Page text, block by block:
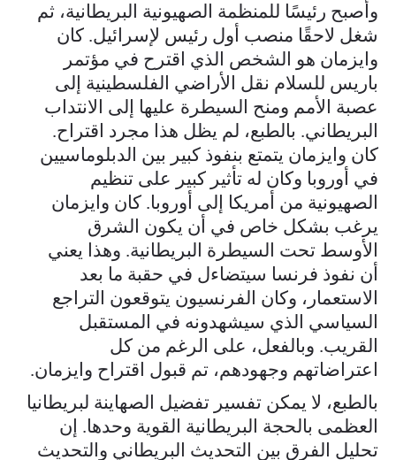
وأصبح رئيسًا للمنظمة الصهيونية البريطانية، ثم
شغل لاحقًا منصب أول رئيس لإسرائيل. كان
وايزمان هو الشخص الذي اقترح في مؤتمر
باريس للسلام نقل الأراضي الفلسطينية إلى
عصبة الأمم ومنح السيطرة عليها إلى الانتداب
البريطاني. بالطبع، لم يظل هذا مجرد اقتراح.
كان وايزمان يتمتع بنفوذ كبير بين الدبلوماسيين
في أوروبا وكان له تأثير كبير على تنظيم
الصهيونية من أمريكا إلى أوروبا. كان وايزمان
يرغب بشكل خاص في أن يكون الشرق
الأوسط تحت السيطرة البريطانية. وهذا يعني
أن نفوذ فرنسا سيتضاءل في حقبة ما بعد
الاستعمار، وكان الفرنسيون يتوقعون التراجع
السياسي الذي سيشهدونه في المستقبل
القريب. وبالفعل، على الرغم من كل
اعتراضاتهم وجهودهم، تم قبول اقتراح وايزمان.
بالطبع، لا يمكن تفسير تفضيل الصهاينة لبريطانيا
العظمى بالحجة البريطانية القوية وحدها. إن
تحليل الفرق بين التحديث البريطاني والتحديث